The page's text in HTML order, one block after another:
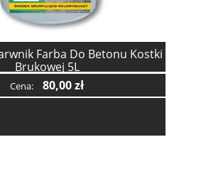
Farba Do Betonu Kostki
Brukowej 5L
Cena: 80,00 zł